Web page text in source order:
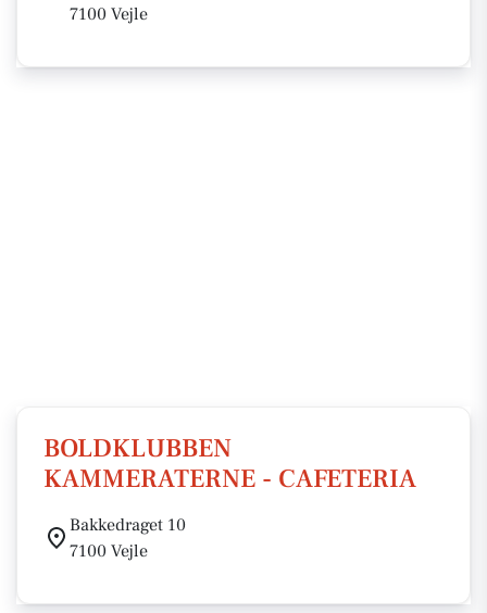
7100 Vejle
BOLDKLUBBEN
KAMMERATERNE - CAFETERIA
Bakkedraget 10
7100 Vejle